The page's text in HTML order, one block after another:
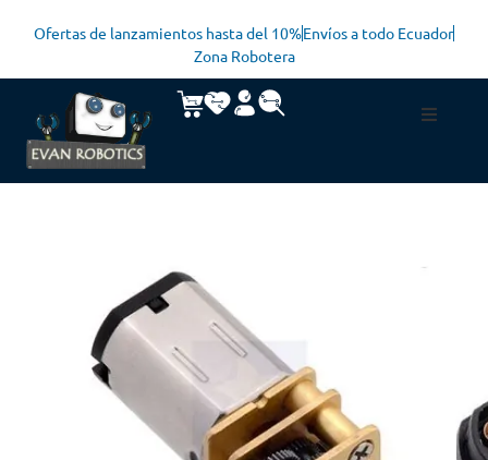
Ofertas de lanzamientos hasta del 10%Envíos a todo Ecuador
Zona Robotera